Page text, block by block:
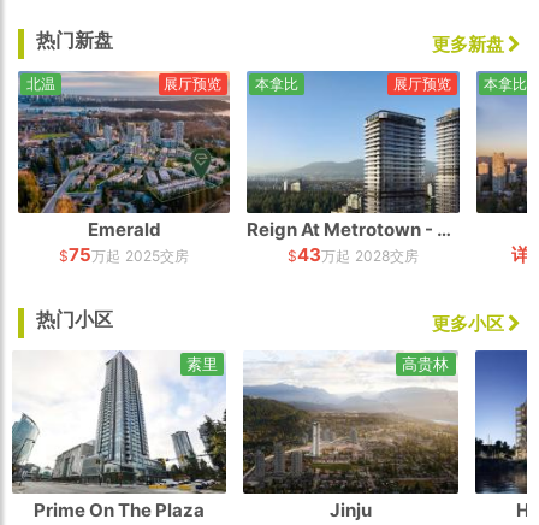
热门新盘 更多新盘
Emerald
$75万起 2025交房
北温 展厅预览
Reign At Metrotown - South Tower
$43万起 2028交房
本拿比 展厅预览
详
本拿比
热门小区 更多小区
Prime On The Plaza
素里
Jinju
高贵林